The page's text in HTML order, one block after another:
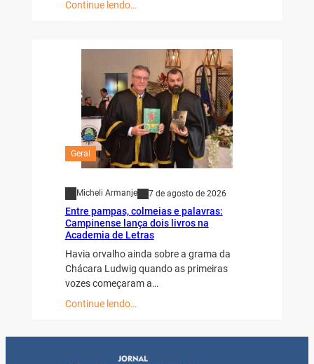
Continue lendo…
Geral
Micheli Armanje 7 de agosto de 2026
Entre pampas, colmeias e palavras:
Campinense lança dois livros na
Academia de Letras
Havia orvalho ainda sobre a grama da
Chácara Ludwig quando as primeiras
vozes começaram a…
Continue lendo…